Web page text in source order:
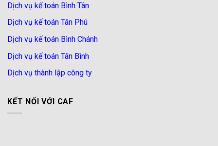
Dịch vụ kế toán Bình Tân
Dịch vụ kế toán Tân Phú
Dịch vụ kế toán Bình Chánh
Dịch vụ kế toán Tân Bình
Dịch vụ thành lập công ty
KẾT NỐI VỚI CAF